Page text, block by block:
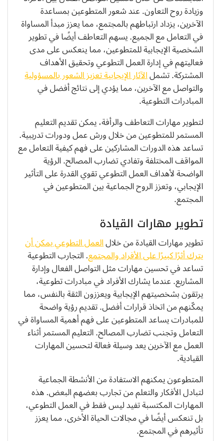
وزيادة روح التعاون. عند شعور المتطوعين بمساعدة
الآخرين، يزداد ارتباطهم بالمجتمع، مما يعزز مبدأ المساواة
في التعامل مع الجميع. يسهم التعاطف أيضًا في تطوير
الشخصية الإيجابية للمتطوعين، مما ينعكس على مدى
فعاليتهم في إدارة العمل التطوعي وتحقيق الأهداف
المشتركة. تشملالآثار الإيجابية تعزيز الشعور بالمسؤولية
والتواصل مع الآخرين، مما يؤدي إلى نتائج أفضل في
المبادرات التطوعية.
لتطوير مهارات التعاطف والرأفة، يمكن تقديم التعليم
المستمر للمتطوعين من خلال ورش عمل ودورات تدريبية.
تساعد هذه الدورات المشاركين على فهم كيفية التعامل مع
المواقف المختلفة وتفادي تضارب المصالح. الرؤية
الواضحة لأهداف العمل التطوعي تقوي القدرة على التأثير
الإيجابي، وتعزز الروح الجماعية بين المتطوعين في
المجتمع.
تطوير مهارات القيادة
تطوير مهارات القيادة من خلالالعمل التطوعي يمكن أن
يترك أثرًا كبيرًا على الأفراد والمجتمع. التجارب التطوعية
تساعد في تحسين مهارات مثل التواصل الفعال وإدارة
المشاريع. عندما يشارك الأفراد في مبادرات تطوعية،
يرتقون بشخصيتهم الإيجابية ويعززون الثقة بالنفس، مما
يمكّنهم من اتخاذ قرارات أفضل. تقديم رؤية واضحة
للمبادرات يساعد المتطوعين على فهم أهمية المساواة في
التعامل وتجنب تضارب المصالح. التعليم المستمر أثناء
العمل مع الآخرين يعد وسيلة فعالة لتحسين المهارات
القيادية.
المتطوعون يمكنهم الاستفادة من الأنشطة الجماعية
لتبادل الأفكار والتعلم من تجارب بعضهم البعض. هذه
المهارات المكتسبة تفيد ليس فقط في العمل التطوعي،
بل تنعكس أيضًا في مجالات الحياة الأخرى، مما يعزز
تأثيرهم في المجتمع.